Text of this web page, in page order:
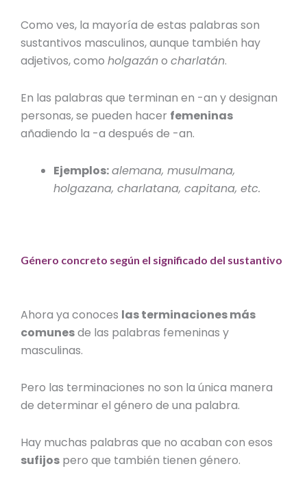
Como ves, la mayoría de estas palabras son
sustantivos masculinos, aunque también hay
adjetivos, comoholgazánocharlatán.
En las palabras que terminan en -an y designan
personas, se pueden hacer femeninas
añadiendo la -a después de -an.
Ejemplos:alemana, musulmana,
holgazana, charlatana, capitana, etc.
Género concreto según el significado del sustantivo
Ahora ya conoces las terminaciones más
comunesde las palabras femeninas y
masculinas.
Pero las terminaciones no son la única manera
de determinar el género de una palabra.
Hay muchas palabras que no acaban con esos
sufijos pero que también tienen género.